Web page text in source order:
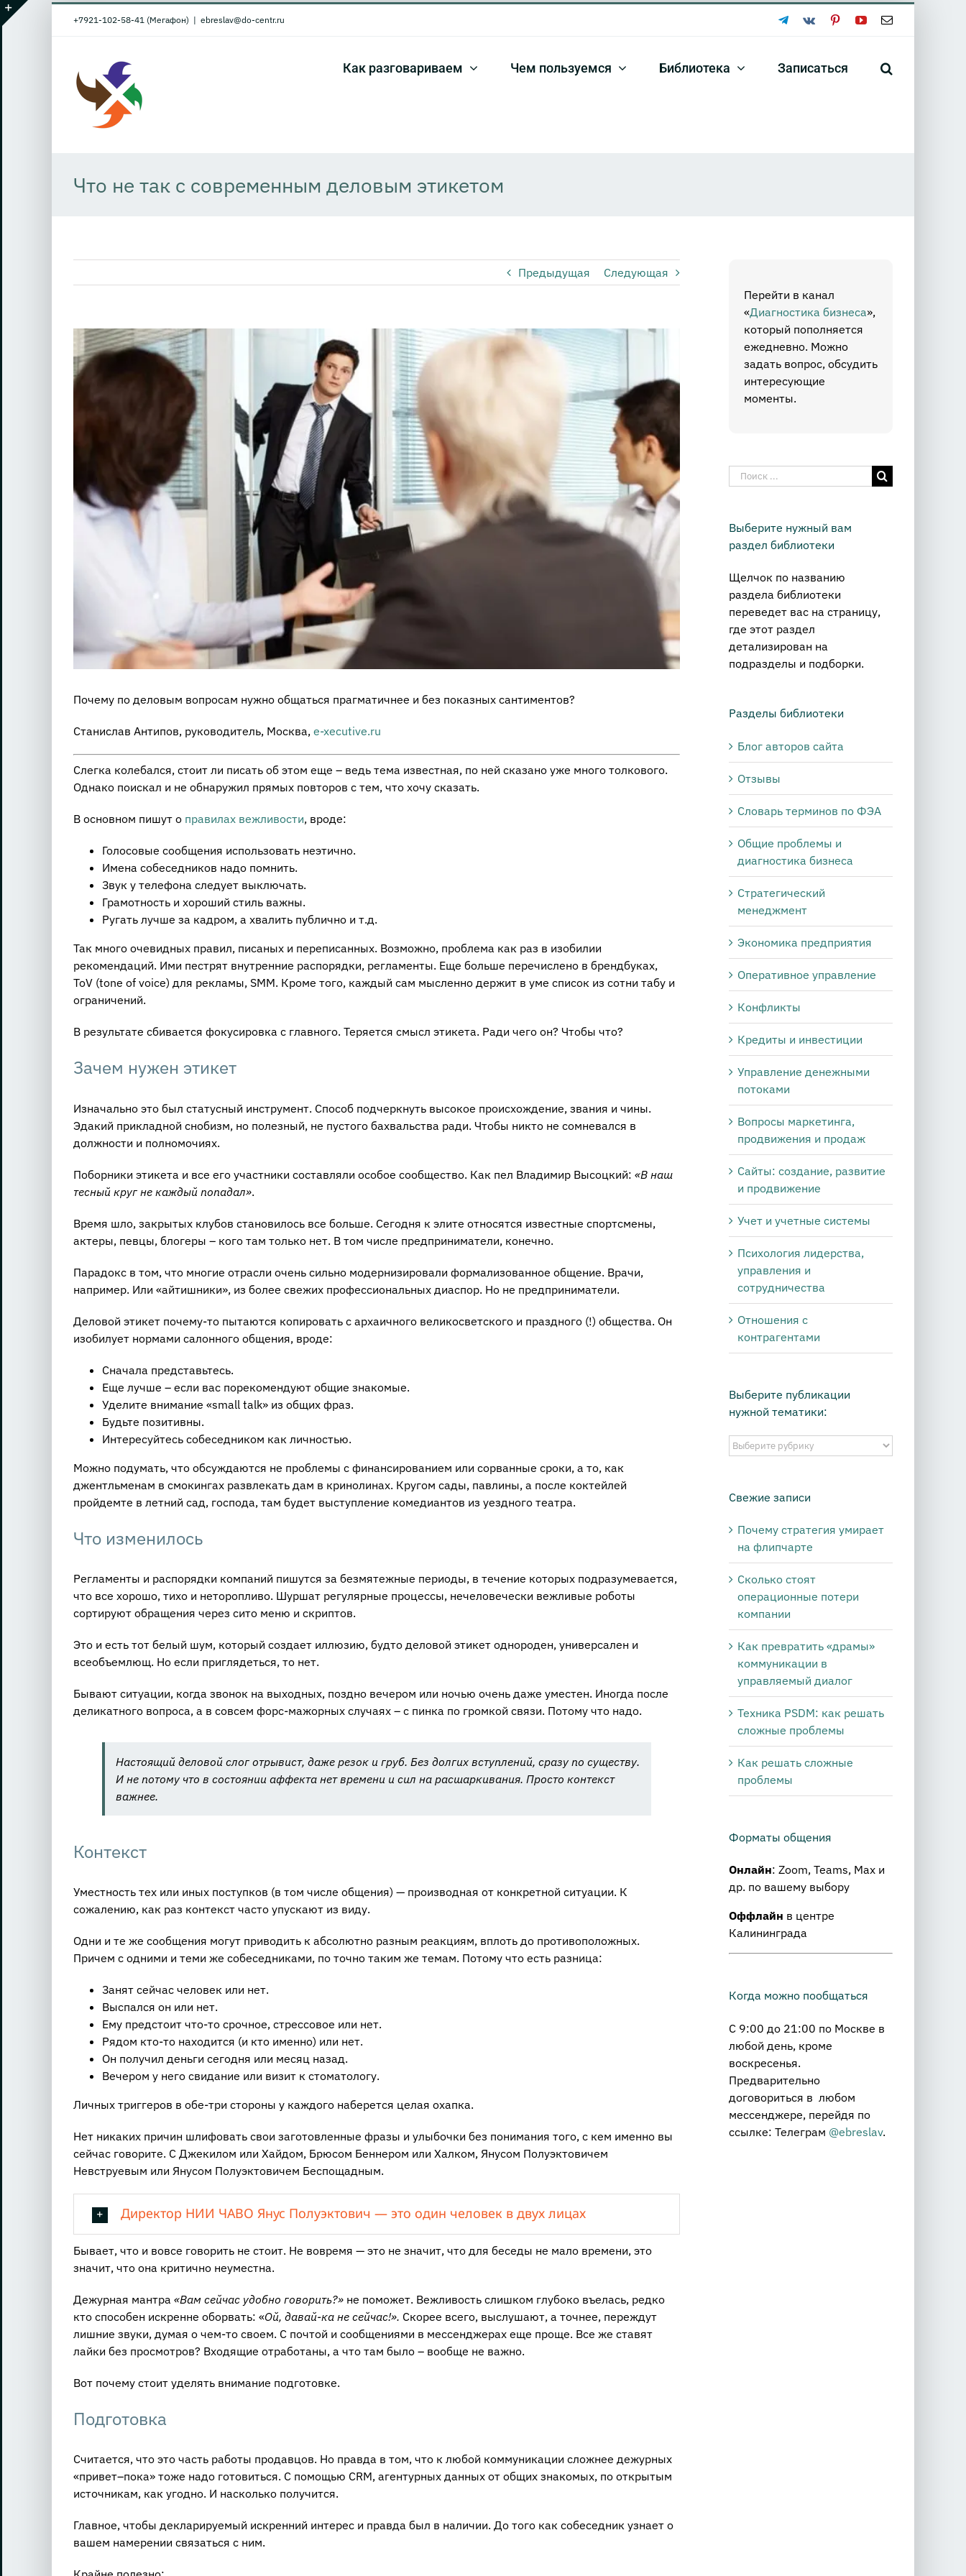
Skip
to
+7921-102-58-41 (Мегафон) | ebreslav@do-centr.ru Telegram
Vk PinterestYouTubeEmail
Как разговариваем Чем пользуемся Библиотека Записаться
Что не так с современным деловым этикетом
Предыдущая Следующая
View
Larger
Image
Почему по деловым вопросам нужно общаться прагматичнее и без показных сантиментов?
Станислав Антипов, руководитель, Москва, e-xecutive.ru
Слегка колебался, стоит ли писать об этом еще – ведь тема известная, по ней сказано уже много толкового.
Однако поискал и не обнаружил прямых повторов с тем, что хочу сказать.
В основном пишут о правилах вежливости, вроде:
Голосовые сообщения использовать неэтично.
Имена собеседников надо помнить.
Звук у телефона следует выключать.
Грамотность и хороший стиль важны.
Ругать лучше за кадром, а хвалить публично и т.д.
Так много очевидных правил, писаных и переписанных. Возможно, проблема как раз в изобилии
рекомендаций. Ими пестрят внутренние распорядки, регламенты. Еще больше перечислено в брендбуках,
ToV (tone of voice) для рекламы, SMM. Кроме того, каждый сам мысленно держит в уме список из сотни табу и
ограничений.
В результате сбивается фокусировка с главного. Теряется смысл этикета. Ради чего он? Чтобы что?
Зачем нужен этикет
Изначально это был статусный инструмент. Способ подчеркнуть высокое происхождение, звания и чины.
Эдакий прикладной снобизм, но полезный, не пустого бахвальства ради. Чтобы никто не сомневался в
должности и полномочиях.
Поборники этикета и все его участники составляли особое сообщество. Как пел Владимир Высоцкий: «В наш
тесный круг не каждый попадал».
Время шло, закрытых клубов становилось все больше. Сегодня к элите относятся известные спортсмены,
актеры, певцы, блогеры – кого там только нет. В том числе предприниматели, конечно.
Парадокс в том, что многие отрасли очень сильно модернизировали формализованное общение. Врачи,
например. Или «айтишники», из более свежих профессиональных диаспор. Но не предприниматели.
Деловой этикет почему-то пытаются копировать с архаичного великосветского и праздного (!) общества. Он
изобилует нормами салонного общения, вроде:
Сначала представьтесь.
Еще лучше – если вас порекомендуют общие знакомые.
Уделите внимание «small talk» из общих фраз.
Будьте позитивны.
Интересуйтесь собеседником как личностью.
Можно подумать, что обсуждаются не проблемы с финансированием или сорванные сроки, а то, как
джентльменам в смокингах развлекать дам в кринолинах. Кругом сады, павлины, а после коктейлей
пройдемте в летний сад, господа, там будет выступление комедиантов из уездного театра.
Что изменилось
Регламенты и распорядки компаний пишутся за безмятежные периоды, в течение которых подразумевается,
что все хорошо, тихо и неторопливо. Шуршат регулярные процессы, нечеловечески вежливые роботы
сортируют обращения через сито меню и скриптов.
Это и есть тот белый шум, который создает иллюзию, будто деловой этикет однороден, универсален и
всеобъемлющ. Но если приглядеться, то нет.
Бывают ситуации, когда звонок на выходных, поздно вечером или ночью очень даже уместен. Иногда после
деликатного вопроса, а в совсем форс-мажорных случаях – с пинка по громкой связи. Потому что надо.
Настоящий деловой слог отрывист, даже резок и груб. Без долгих вступлений, сразу по существу.
И не потому что в состоянии аффекта нет времени и сил на расшаркивания. Просто контекст
важнее.
Контекст
Уместность тех или иных поступков (в том числе общения) — производная от конкретной ситуации. К
сожалению, как раз контекст часто упускают из виду.
Одни и те же сообщения могут приводить к абсолютно разным реакциям, вплоть до противоположных.
Причем с одними и теми же собеседниками, по точно таким же темам. Потому что есть разница:
Занят сейчас человек или нет.
Выспался он или нет.
Ему предстоит что-то срочное, стрессовое или нет.
Рядом кто-то находится (и кто именно) или нет.
Он получил деньги сегодня или месяц назад.
Вечером у него свидание или визит к стоматологу.
Личных триггеров в обе-три стороны у каждого наберется целая охапка.
Нет никаких причин шлифовать свои заготовленные фразы и улыбочки без понимания того, с кем именно вы
сейчас говорите. С Джекилом или Хайдом, Брюсом Беннером или Халком, Янусом Полуэктовичем
Невструевым или Янусом Полуэктовичем Беспощадным.
Директор НИИ ЧАВО Янус Полуэктович — это один человек в двух лицах
Бывает, что и вовсе говорить не стоит. Не вовремя — это не значит, что для беседы не мало времени, это
значит, что она критично неуместна.
Дежурная мантра «Вам сейчас удобно говорить?»не поможет. Вежливость слишком глубоко въелась, редко
кто способен искренне оборвать: «Ой, давай-ка не сейчас!». Скорее всего, выслушают, а точнее, переждут
лишние звуки, думая о чем-то своем. С почтой и сообщениями в мессенджерах еще проще. Все же ставят
лайки без просмотров? Входящие отработаны, а что там было – вообще не важно.
Вот почему стоит уделять внимание подготовке.
Подготовка
Считается, что это часть работы продавцов. Но правда в том, что к любой коммуникации сложнее дежурных
«привет–пока» тоже надо готовиться. С помощью CRM, агентурных данных от общих знакомых, по открытым
источникам, как угодно. И насколько получится.
Главное, чтобы декларируемый искренний интерес и правда был в наличии. До того как собеседник узнает о
вашем намерении связаться с ним.
Перейти в канал
«Диагностика бизнеса»,
который пополняется
ежедневно. Можно
задать вопрос, обсудить
интересующие
моменты.
Результат
поиска:
Выберите нужный вам
раздел библиотеки
Щелчок по названию
раздела библиотеки
переведет вас на страницу,
где этот раздел
детализирован на
подразделы и подборки.
Разделы библиотеки
Блог авторов сайта
Отзывы
Словарь терминов по ФЭА
Общие проблемы и
диагностика бизнеса
Стратегический
менеджмент
Экономика предприятия
Оперативное управление
Конфликты
Кредиты и инвестиции
Управление денежными
потоками
Вопросы маркетинга,
продвижения и продаж
Сайты: создание, развитие
и продвижение
Учет и учетные системы
Психология лидерства,
управления и
сотрудничества
Отношения с
контрагентами
Выберите публикации
нужной тематики:
Выберите
публикации
тематики:
Свежие записи
Почему стратегия умирает
на флипчарте
Сколько стоят
операционные потери
компании
Как превратить «драмы»
коммуникации в
управляемый диалог
Техника PSDM: как решать
сложные проблемы
Как решать сложные
проблемы
Форматы общения
Онлайн: Zoom, Teams, Max и
др. по вашему выбору
Оффлайн в центре
Калининграда
Когда можно пообщаться
С 9:00 до 21:00 по Москве в
любой день, кроме
воскресенья.
Предварительно
договориться в любом
мессенджере, перейдя по
ссылке: Телеграм @ebreslav.